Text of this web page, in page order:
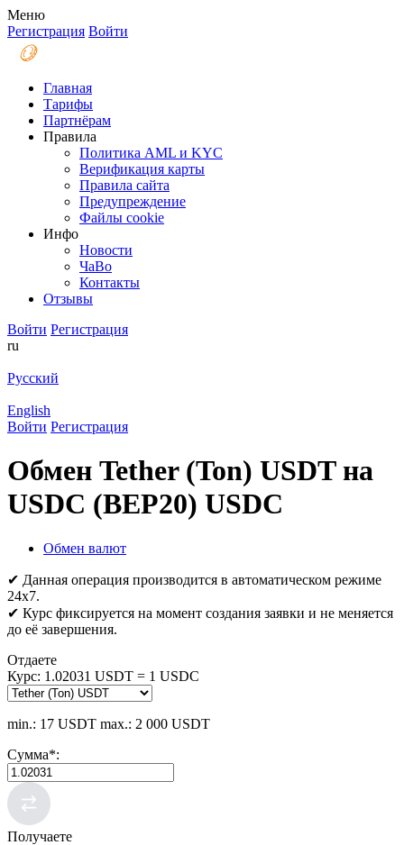
Меню
Регистрация Войти
Главная
Тарифы
Партнёрам
Правила
Политика AML и KYC
Верификация карты
Правила сайта
Предупреждение
Файлы coоkie
Инфо
Новости
ЧаВо
Контакты
Отзывы
Войти Регистрация
ru
Русский
English
Войти Регистрация
Обмен Tether (Ton) USDT на
USDC (BEP20) USDC
Обмен валют
✔ Данная операция производится в автоматическом режиме
24х7.
✔ Курс фиксируется на момент создания заявки и не меняется
до её завершения.
Отдаете
Курс: 1.02031 USDT = 1 USDC
min.: 17 USDT max.: 2 000 USDT
Сумма*:
Получаете